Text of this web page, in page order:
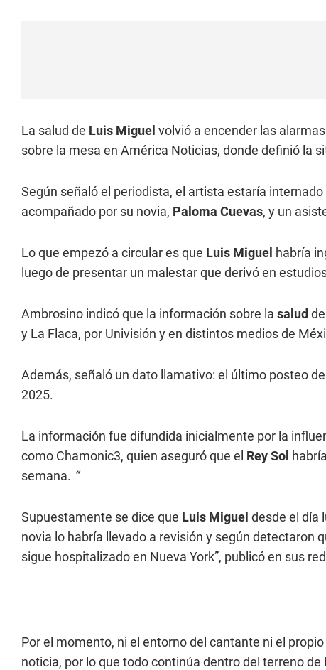
La salud de Luis Miguel volvió a encender las
sobre la mesa en América Noticias, donde definió la
Según señaló el periodista, el artista estaría internado
acompañado por su novia, Paloma Cuevas, y un
Lo que empezó a circular es que Luis Miguel habría
luego de presentar un malestar que derivó en
Ambrosino indicó que la información sobre la salud
y La Flaca, por Univisión y en distintos medios de
Además, señaló un dato llamativo: el último posteo del
2025.
La información fue difundida inicialmente por la
como Chamonic3, quien aseguró que el Rey Sol
semana. “
Supuestamente se dice que Luis Miguel desde el día
novia lo habría llevado a revisión y según detectaron
sigue hospitalizado en Nueva York”, publicó en sus
Por el momento, ni el entorno del cantante ni el propio
noticia, por lo que todo continúa dentro del terreno de